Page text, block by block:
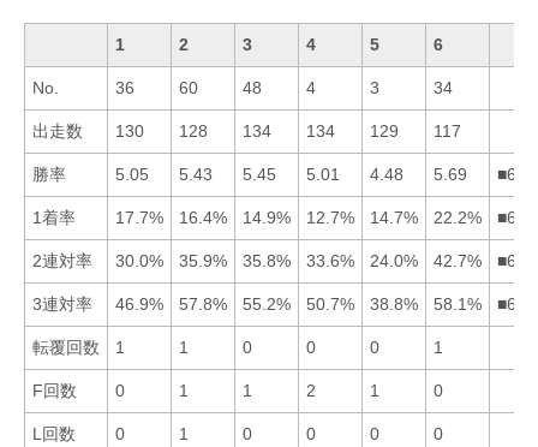
1 2 3 4 5 6
No. 36 60 48 4 3 34
出走数 130 128 134 134 129 117
勝率 5.05 5.43 5.45 5.01 4.48 5.69
1着率 17.7% 16.4% 14.9% 12.7% 14.7% 22.2%
2連対率 30.0% 35.9% 35.8% 33.6% 24.0% 42.7%
3連対率 46.9% 57.8% 55.2% 50.7% 38.8% 58.1%
転覆回数 1 1 0 0 0 1
F回数 0 1 1 2 1 0
L回数 0 1 0 0 0 0